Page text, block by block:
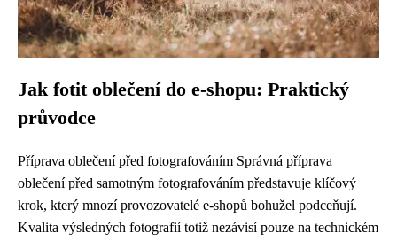
Jak fotit oblečení do e-shopu: Praktický
průvodce
Příprava oblečení před fotografováním Správná příprava
oblečení před samotným fotografováním představuje klíčový
krok, který mnozí provozovatelé e-shopů bohužel podceňují.
Kvalita výsledných fotografií totiž nezávisí pouze na technickém